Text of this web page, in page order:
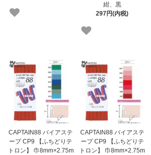
紺、黒
297円(内税)
CAPTAIN88 バイアステ
ープ CP9 【ふちどりテ
トロン】 巾8mm×2.75m
CAPTAIN88 バイアステ
ープ CP9 【ふちどりテ
トロン】 巾8mm×2.75m